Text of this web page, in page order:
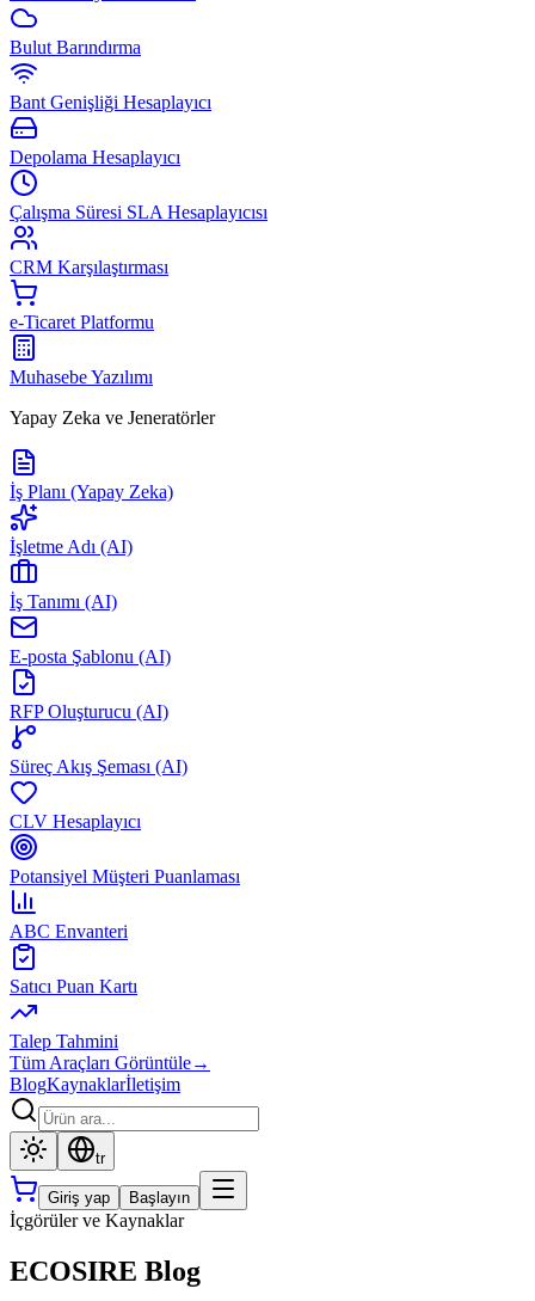
Bulut Barındırma
Bant Genişliği Hesaplayıcı
Depolama Hesaplayıcı
Çalışma Süresi SLA Hesaplayıcısı
CRM Karşılaştırması
e-Ticaret Platformu
Muhasebe Yazılımı
Yapay Zeka ve Jeneratörler
İş Planı (Yapay Zeka)
İşletme Adı (AI)
İş Tanımı (AI)
E-posta Şablonu (AI)
RFP Oluşturucu (AI)
Süreç Akış Şeması (AI)
CLV Hesaplayıcı
Potansiyel Müşteri Puanlaması
ABC Envanteri
Satıcı Puan Kartı
Talep Tahmini
Tüm Araçları Görüntüle→
BlogKaynaklarİletişim
tr
Giriş yap Başlayın
İçgörüler ve Kaynaklar
ECOSIRE Blog